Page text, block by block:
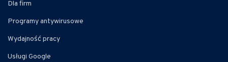
Dla firm
Programy antywirusowe
Wydajność pracy
Usługi Google